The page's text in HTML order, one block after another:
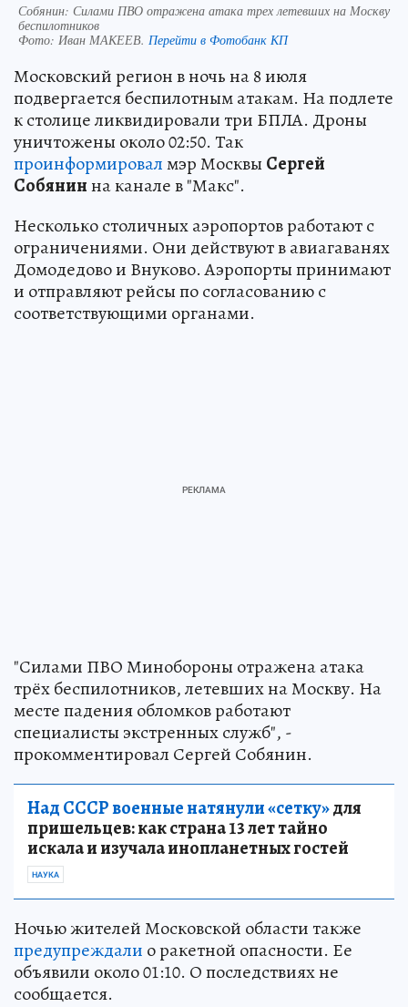
Собянин: Силами ПВО отражена атака трех летевших на Москву
беспилотников
Фото: Иван МАКЕЕВ. Перейти в Фотобанк КП
Московский регион в ночь на 8 июля
подвергается беспилотным атакам. На подлете
к столице ликвидировали три БПЛА. Дроны
уничтожены около 02:50. Так
проинформировалмэр Москвы Сергей
Собянинна канале в "Макс".
Несколько столичных аэропортов работают с
ограничениями. Они действуют в авиагаванях
Домодедово и Внуково. Аэропорты принимают
и отправляют рейсы по согласованию с
соответствующими органами.
"Силами ПВО Минобороны отражена атака
трёх беспилотников, летевших на Москву. На
месте падения обломков работают
специалисты экстренных служб", -
прокомментировал Сергей Собянин.
Над СССР военные натянули «сетку»для
пришельцев: как страна 13 лет тайно
искала и изучала инопланетных гостей
НАУКА
Ночью жителей Московской области также
предупреждали о ракетной опасности. Ее
объявили около 01:10. О последствиях не
сообщается.